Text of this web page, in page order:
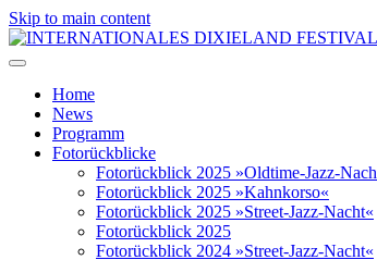
Skip to main content
Home
News
Programm
Fotorückblicke
Fotorückblick 2025 »Oldtime-Jazz-
Fotorückblick 2025 »Kahnkorso«
Fotorückblick 2025 »Street-Jazz-Nacht«
Fotorückblick 2025
Fotorückblick 2024 »Street-Jazz-Nacht«